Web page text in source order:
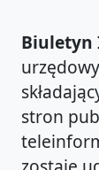
Biuletyn
stron